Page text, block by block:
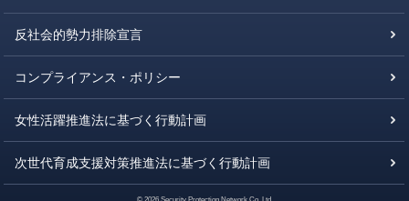
反社会的勢力排除宣言
コンプライアンス・ポリシー
女性活躍推進法に基づく行動計画
次世代育成支援対策推進法に基づく行動計画
© 2026 Security Protection Network Co.,Ltd.